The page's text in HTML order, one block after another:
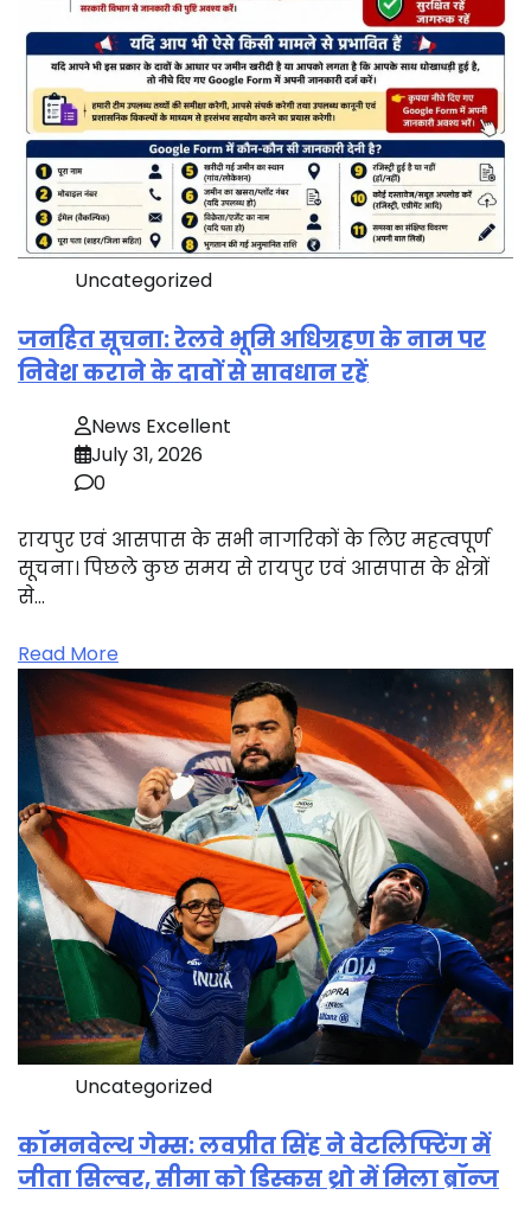
Uncategorized
जनहित सूचना: रेलवे भूमि अधिग्रहण के नाम पर
निवेश कराने के दावों से सावधान रहें
News Excellent
July 31, 2026
0
रायपुर एवं आसपास के सभी नागरिकों के लिए महत्वपूर्ण
सूचना। पिछले कुछ समय से रायपुर एवं आसपास के क्षेत्रों
से…
Read More
Uncategorized
कॉमनवेल्थ गेम्स: लवप्रीत सिंह ने वेटलिफ्टिंग में
जीता सिल्वर, सीमा को डिस्कस थ्रो में मिला ब्रॉन्ज